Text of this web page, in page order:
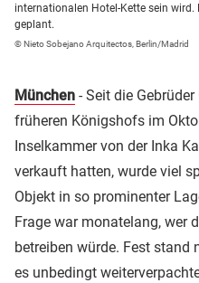
internationalen Hotel-Kette sein
geplant.
© Nieto Sobejano Arquitectos, Berlin/Madrid
München - Seit die
früheren Königshofs im
Inselkammer von der Inka
verkauft hatten, wurde viel
Objekt in so prominenter
Frage war monatelang, wer
betreiben würde. Fest stand
es unbedingt